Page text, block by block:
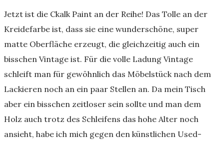
Jetzt ist die Ckalk Paint an der Reihe! Das Tolle an der
Kreidefarbe ist, dass sie eine wunderschöne, super
matte Oberfläche erzeugt, die gleichzeitig auch ein
bisschen Vintage ist. Für die volle Ladung Vintage
schleift man für gewöhnlich das Möbelstück nach dem
Lackieren noch an ein paar Stellen an. Da mein Tisch
aber ein bisschen zeitloser sein sollte und man dem
Holz auch trotz des Schleifens das hohe Alter noch
ansieht, habe ich mich gegen den künstlichen Used-